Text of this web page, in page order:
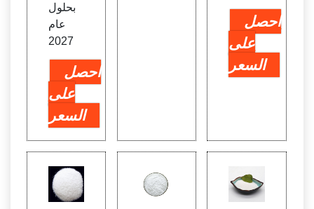
بحلول
عام
2027
احصل
على
السعر
احصل
على
السعر